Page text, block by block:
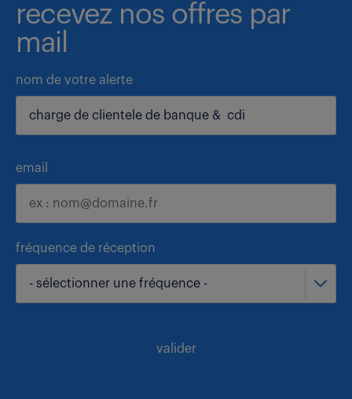
recevez nos offres par
mail
nom de votre alerte
email
fréquence de réception
- sélectionner une fréquence -
valider